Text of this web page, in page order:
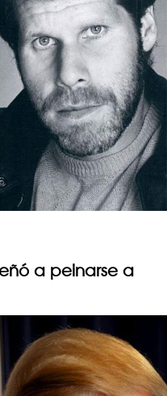
a peinarse a